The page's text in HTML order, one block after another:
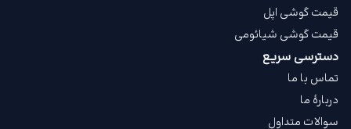
قیمت گوشی اپل
قیمت گوشی شیائومی
دسترسی سریع
تماس با ما
دربارهٔ ما
سوالات متداول